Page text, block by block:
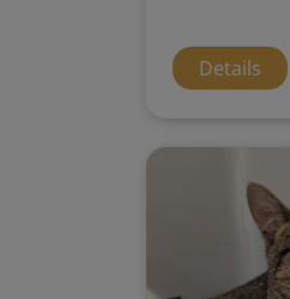
Details